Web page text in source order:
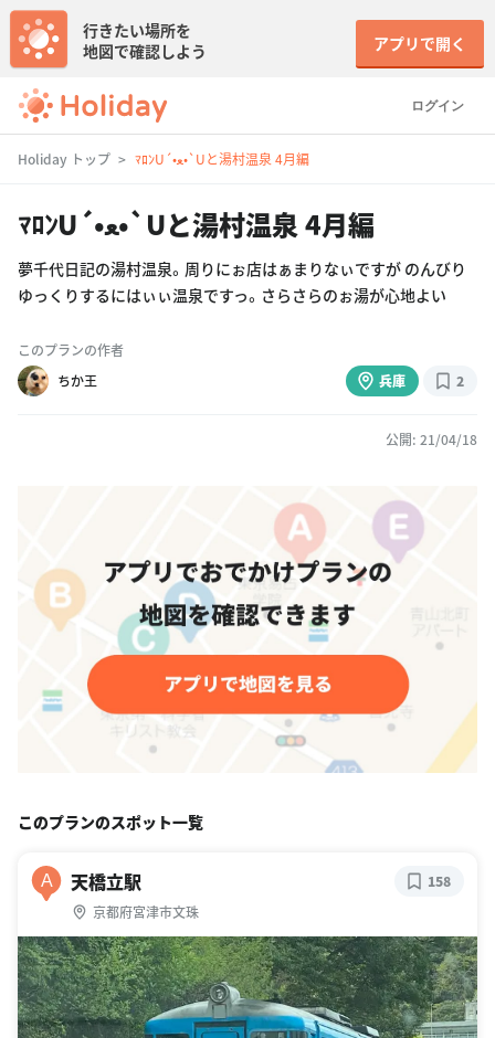
ログイン
行きたい場所を
地図で確認しよう
アプリで開く
Holiday トップ ﾏﾛﾝU´•ﻌ•`Uと湯村温泉 4月編
ﾏﾛﾝU´•ﻌ•`Uと湯村温泉 4月編
夢千代日記の湯村温泉。周りにぉ店はぁまりなぃですが のんびり
ゆっくりするにはぃぃ温泉ですっ。さらさらのぉ湯が心地よい
このプランの作者
ちか王
兵庫 2
公開: 21/04/18
このプランのスポット一覧
A 天橋立駅
京都府宮津市文珠
158